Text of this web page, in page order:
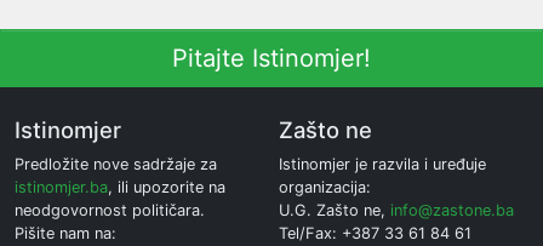
Pitajte Istinomjer!
Istinomjer
Predložite nove sadržaje za
istinomjer.ba, ili upozorite na
neodgovornost političara.
Pišite nam na:
Zašto ne
Istinomjer je razvila i uređuje
organizacija:
U.G. Zašto ne, info@zastone.ba
Tel/Fax: +387 33 61 84 61